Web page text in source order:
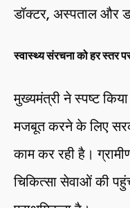
डॉक्टर, अस्पताल और
स्वास्थ्य संरचना को हर स्तर
मुख्यमंत्री ने स्पष्ट
मजबूत करने के लिए
काम कर रही है।
चिकित्सा सेवाओं की